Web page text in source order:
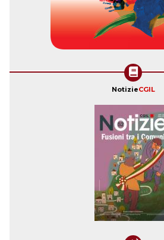
NotizieCGIL